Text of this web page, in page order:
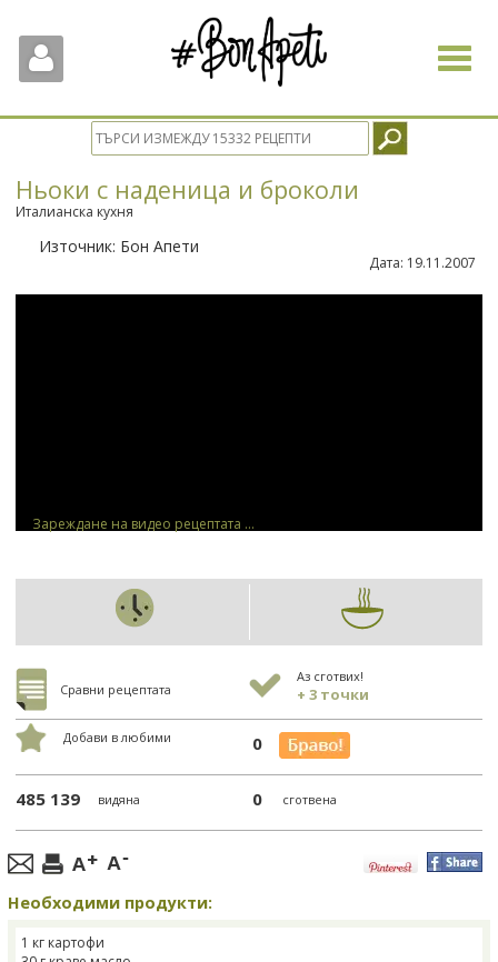
Toggle
Ньоки с наденица и броколи
Италианска кухня
Източник: Бон Апети
Дата: 19.11.2007
Зареждане на видео рецептата ...
Сравни рецептата
Аз сготвих!
+ 3 точки
Добави в любими 0
485 139 видяна 0 сготвена
Необходими продукти:
1 кг картофи